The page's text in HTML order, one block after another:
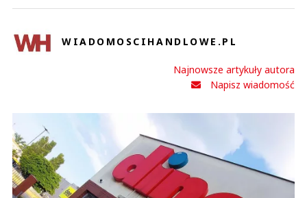
WIADOMOSCIHANDLOWE.PL
Najnowsze artykuły autora
Napisz wiadomość